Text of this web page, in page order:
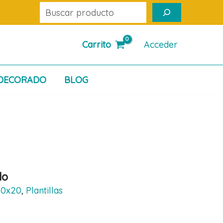
Buscar
Carrito Acceder
BLOG
, Plantillas